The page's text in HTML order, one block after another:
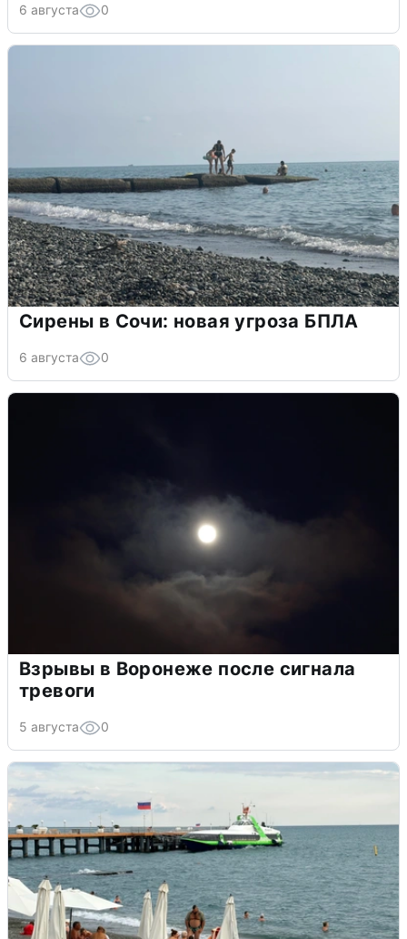
6 августа 0
Сирены в Сочи: новая угроза БПЛА
6 августа 0
Взрывы в Воронеже после сигнала
тревоги
5 августа 0